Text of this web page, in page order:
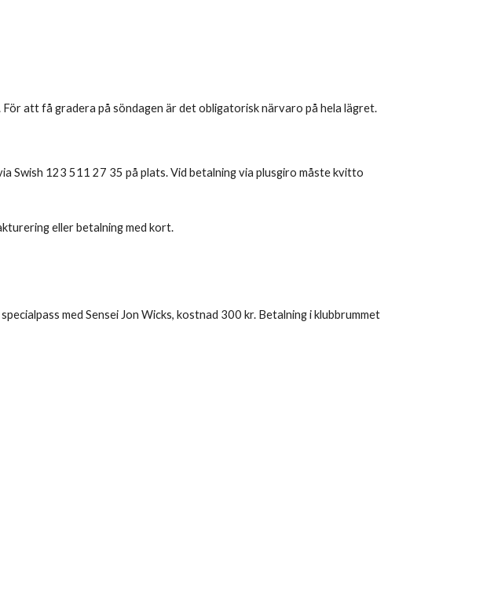
att få gradera på söndagen är det obligatorisk närvaro på hela lägret.
Swish 123 511 27 35 på plats. Vid betalning via plusgiro måste kvitto
eller betalning med kort.
med Sensei Jon Wicks, kostnad 300 kr. Betalning i klubbrummet